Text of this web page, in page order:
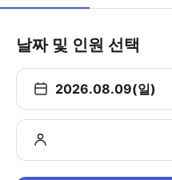
날짜 및 인원 선택
2026.08.09(일)